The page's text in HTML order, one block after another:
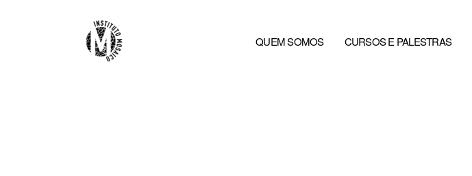
QUEM SOMOS CURSOS E PALESTRAS